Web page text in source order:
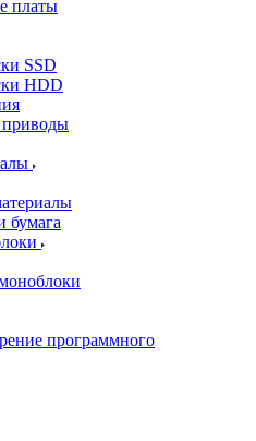
платы
SSD
HDD
бумага
программного